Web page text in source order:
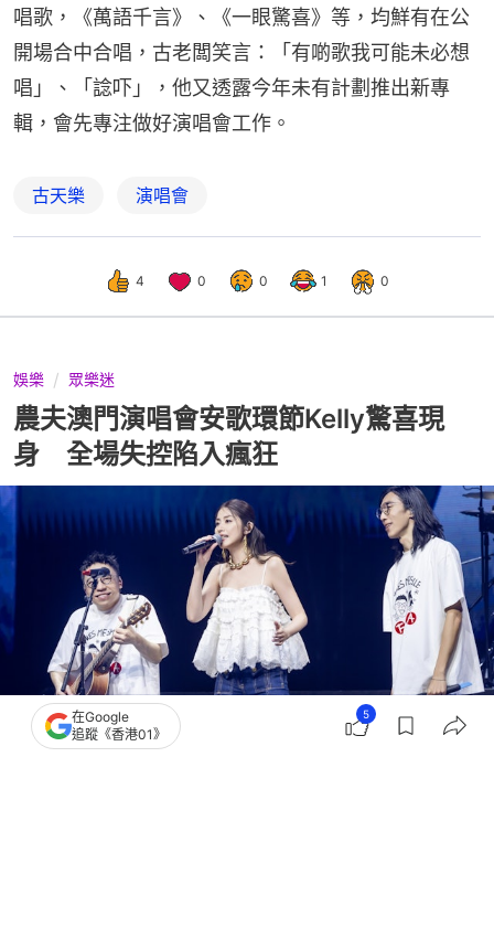
唱歌，《萬語千言》、《一眼驚喜》等，均鮮有在公
開場合中合唱，古老闆笑言：「有啲歌我可能未必想
唱」、「諗吓」，他又透露今年未有計劃推出新專
輯，會先專注做好演唱會工作。
古天樂 演唱會
4 0 0 1 0
娛樂 眾樂迷
農夫澳門演唱會安歌環節Kelly驚喜現
身 全場失控陷入瘋狂
在Google
追蹤《香港01》
5